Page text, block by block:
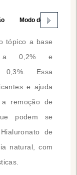
Modo de Usar
tópico a base
a 0,2% e
0,3%. Essa
e ajuda
remoção de
podem se
de
natural, com